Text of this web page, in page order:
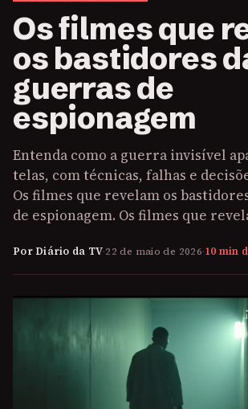
Os filmes que
os bastidores
guerras de
espionagem
Entenda como a guerra invisível
telas, com técnicas, falhas e
Os filmes que revelam os
de espionagem. Os filmes que
Por Diário da TV·22 de maio de 2026·10 min